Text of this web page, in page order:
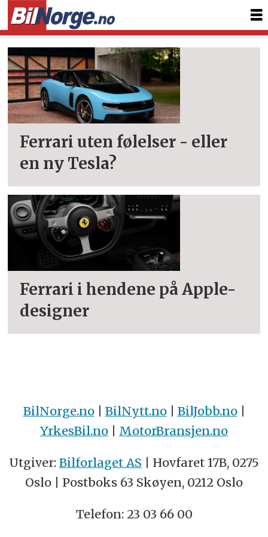
Tag:
jony
ive
Ferrari uten følelser - eller
en ny Tesla?
Ferrari i hendene på Apple-
designer
BilNorge.no| BilNytt.no| BilJobb.no|
YrkesBil.no | MotorBransjen.no
Utgiver: Bilforlaget AS | Hovfaret 17B, 0275
Oslo | Postboks 63 Skøyen, 0212 Oslo
Telefon: 23 03 66 00